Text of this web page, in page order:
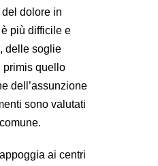
dolore in
più difficile e
, delle soglie
primis quello
dell’assunzione
sono valutati
ai centri